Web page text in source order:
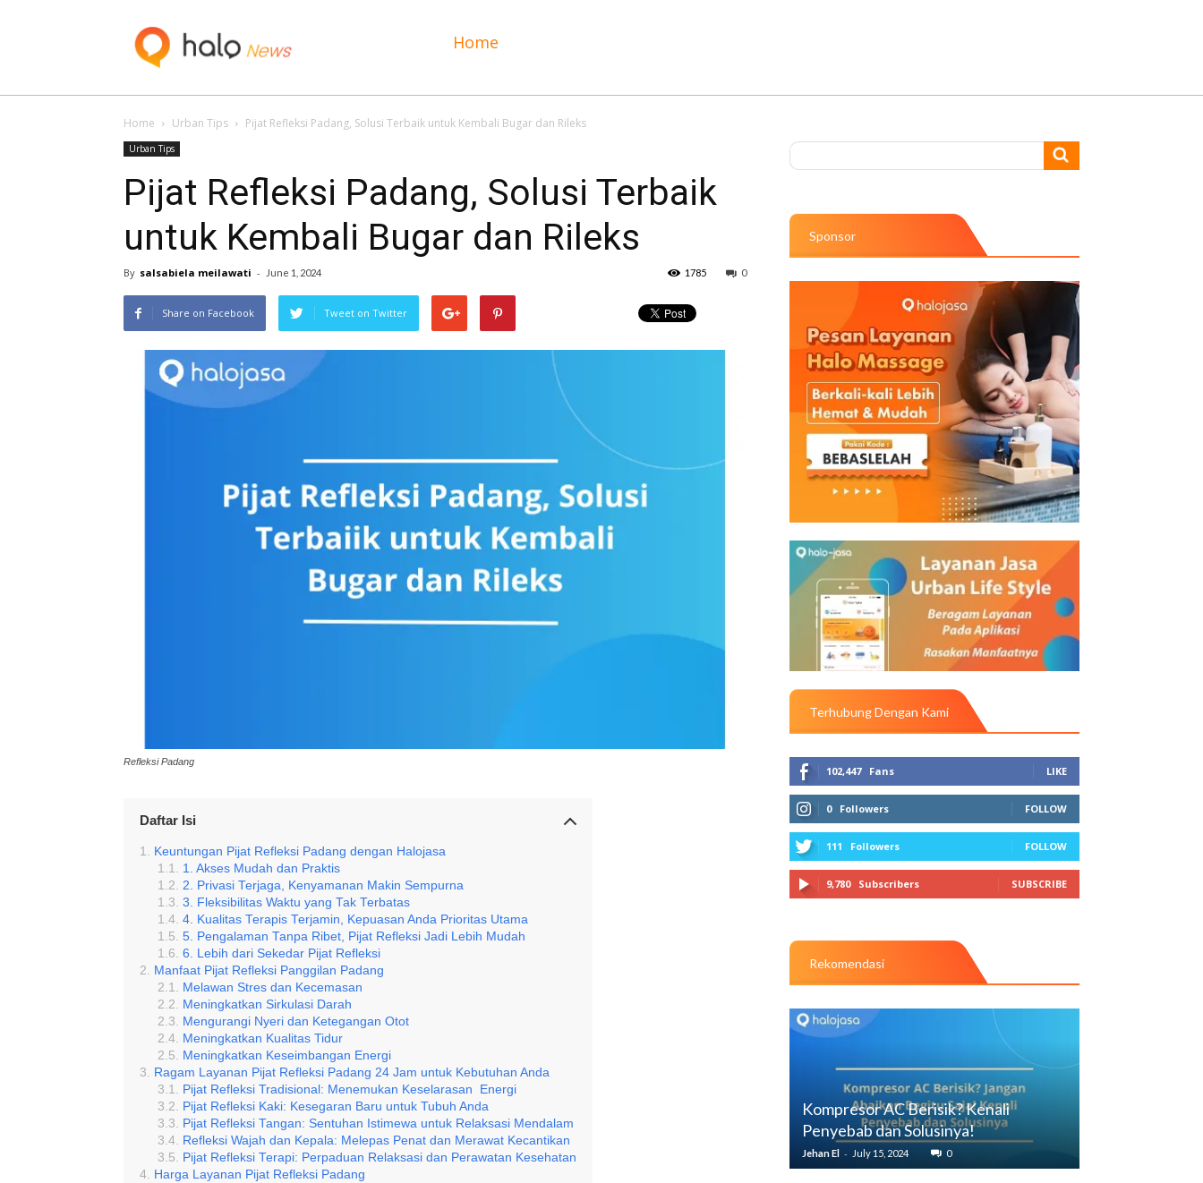
Home
Home Urban Tips Pijat Refleksi Padang, Solusi Terbaik untuk Kembali Bugar dan Rileks
Urban Tips
Pijat Refleksi Padang, Solusi Terbaik
untuk Kembali Bugar dan Rileks
By salsabiela meilawati - June 1, 2024 0
1785
Share on Facebook Tweet on Twitter
Refleksi Padang
Daftar Isi
Keuntungan Pijat Refleksi Padang dengan Halojasa
1. Akses Mudah dan Praktis
2. Privasi Terjaga, Kenyamanan Makin Sempurna
3. Fleksibilitas Waktu yang Tak Terbatas
4. Kualitas Terapis Terjamin, Kepuasan Anda Prioritas Utama
5. Pengalaman Tanpa Ribet, Pijat Refleksi Jadi Lebih Mudah
6. Lebih dari Sekedar Pijat Refleksi
Manfaat Pijat Refleksi Panggilan Padang
Melawan Stres dan Kecemasan
Meningkatkan Sirkulasi Darah
Mengurangi Nyeri dan Ketegangan Otot
Meningkatkan Kualitas Tidur
Meningkatkan Keseimbangan Energi
Ragam Layanan Pijat Refleksi Padang 24 Jam untuk Kebutuhan Anda
Pijat Refleksi Tradisional: Menemukan Keselarasan Energi
Pijat Refleksi Kaki: Kesegaran Baru untuk Tubuh Anda
Pijat Refleksi Tangan: Sentuhan Istimewa untuk Relaksasi Mendalam
Refleksi Wajah dan Kepala: Melepas Penat dan Merawat Kecantikan
Pijat Refleksi Terapi: Perpaduan Relaksasi dan Perawatan Kesehatan
Harga Layanan Pijat Refleksi Padang
Sponsor
Terhubung Dengan Kami
102,447 Fans LIKE
0 Followers FOLLOW
111 Followers FOLLOW
9,780 Subscribers SUBSCRIBE
Rekomendasi
Kompresor AC Berisik? Kenali
Penyebab dan Solusinya!
Jehan El - July 15, 2024 0